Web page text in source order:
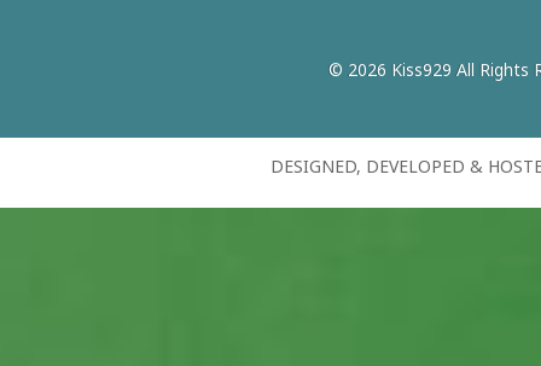
© 2026 Kiss929 All Rights
DESIGNED, DEVELOPED &